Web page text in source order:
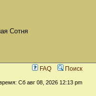
Сотня
FAQ Поиск
Сб авг 08, 2026 12:13 pm